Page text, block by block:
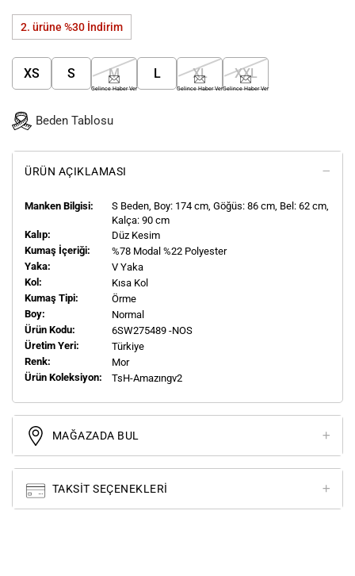
2. ürüne %30 İndirim
XS S M
Gelince Haber Ver
L XL
Gelince Haber Ver
XXL
Gelince Haber Ver
Beden Tablosu
ÜRÜN AÇIKLAMASI
Manken Bilgisi: S Beden, Boy: 174 cm, Göğüs: 86 cm, Bel: 62 cm,
Kalça: 90 cm
Kalıp:
Düz Kesim
Kumaş İçeriği:
%78 Modal %22 Polyester
Yaka:
V Yaka
Kol:
Kısa Kol
Kumaş Tipi:
Örme
Boy:
Normal
Ürün Kodu:
6SW275489 -NOS
Üretim Yeri:
Türkiye
Renk:
Mor
Ürün Koleksiyon:
TsH-Amazıngv2
MAĞAZADA BUL
TAKSIT SEÇENEKLERI